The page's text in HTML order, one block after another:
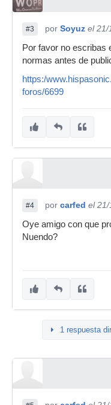
#3 por Soyuz el 21/
Por favor no escribas
normas antes de
https:/
foros/6699
#4 por carfed el 21/
Oye amigo con que
Nuendo?
1 respuesta